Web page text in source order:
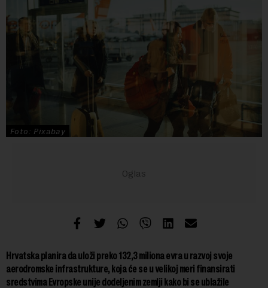
Foto: Pixabay
Hrvatska planira da uloži preko 132,3 miliona evra u razvoj svoje
aerodromske infrastrukture, koja će se u velikoj meri finansirati
sredstvima Evropske unije dodeljenim zemlji kako bi se ublažile